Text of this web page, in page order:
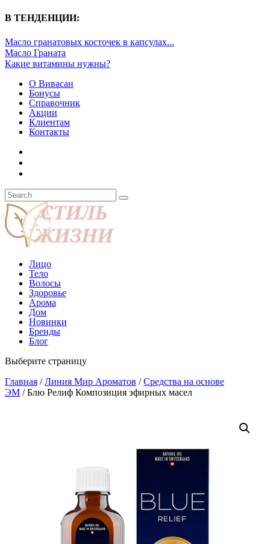
В ТЕНДЕНЦИИ:
Масло гранатовых косточек в капсулах...
Масло Граната
Какие витамины нужны?
О Вивасан
Бонусы
Справочник
Акции
Клиентам
Контакты
Лицо
Тело
Волосы
Здоровье
Арома
Дом
Новинки
Бренды
Блог
Выберите страницу
Главная /Линия Мир Ароматов /Средства на основе
ЭМ / Блю Релиф Композиция эфирных масел